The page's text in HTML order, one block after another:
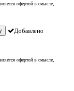
офертой в смысле,
Добавлено
офертой в смысле,